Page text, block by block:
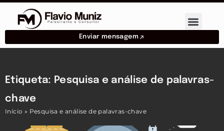
Enviar mensagem
Etiqueta: Pesquisa e análise de palavras-
chave
Início » Pesquisa e análise de palavras-chave